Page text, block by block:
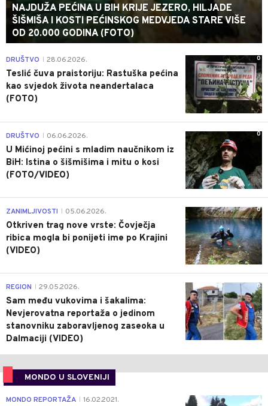
NAJDUŽA PEĆINA U BIH KRIJE JEZERO, HILJADE
ŠIŠMIŠA I KOSTI PEĆINSKOG MEDVJEDA STARE VIŠE
OD 20.000 GODINA (FOTO)
0
DRUŠTVO 28.06.2026.
Teslić čuva praistoriju: Rastuška pećina
kao svjedok života neandertalaca
(FOTO)
0
DRUŠTVO 06.06.2026.
U Mićinoj pećini s mladim naučnikom iz
BiH: Istina o šišmišima i mitu o kosi
(FOTO/VIDEO)
0
ZANIMLJIVOSTI 05.06.2026.
Otkriven trag nove vrste: Čovječja
ribica mogla bi ponijeti ime po Krajini
(VIDEO)
0
REGION 29.05.2026.
Sam među vukovima i šakalima:
Nevjerovatna reportaža o jedinom
stanovniku zaboravljenog zaseoka u
Dalmaciji (VIDEO)
MONDO U SLOVENIJI
4
MONDO REPORTAŽA 16.02.2021.